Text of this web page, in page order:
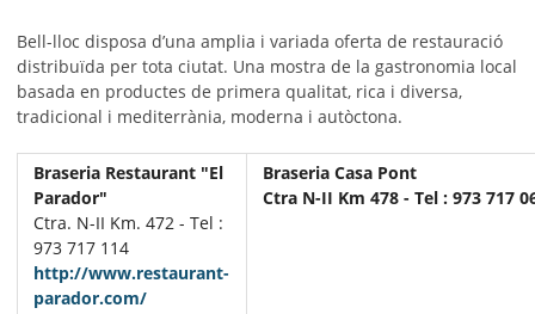
Bell-lloc disposa d’una amplia i variada oferta de restauració
distribuïda per tota ciutat. Una mostra de la gastronomia local
basada en productes de primera qualitat, rica i diversa,
tradicional i mediterrània, moderna i autòctona.
Braseria Restaurant "El
Parador"
Ctra. N-II Km. 472 - Tel :
973 717 114
http://www.restaurant-
parador.com/
Braseria Casa Pont
Ctra N-II Km 478 - Tel : 973 717